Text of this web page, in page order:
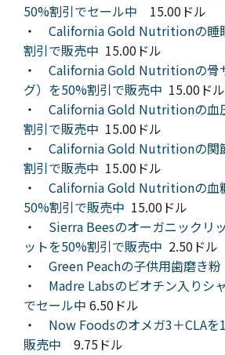
50%割引でセール中 15.00ドル
・ California Gold Nutritionの睡
割引で販売中 15.00ドル
・ California Gold Nutritionの骨
グ）を50%割引で販売中 15.00ドル
・ California Gold Nutritionの血
割引で販売中 15.00ドル
・ California Gold Nutritionの関
割引で販売中 15.00ドル
・ California Gold Nutritionの血
50%割引で販売中 15.00ドル
・ Sierra Beesのオーガニックリ
ットを50%割引で販売中 2.50ドル
・ Green Peachの子供用歯磨き粉
・ Madre Labsのビオチン入りシ
でセール中 6.50ドル
・ Now Foodsのオメガ3＋CLAを
販売中 9.75ドル